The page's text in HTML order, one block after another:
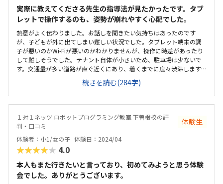
実際に教えてくださる先生の指導法が見たかったです。タブ
レットで操作するのも、姿勢が崩れやすく心配でした。
熱意がよく伝わりました。お話しを聞きたい気持ちはあったのです
が、子どもが外に出てしまい難しい状況でした。タブレット端末の調
子が悪いのかWi-Fiが悪いのかわかりませんが、操作に時差があったり
して難しそうでした。テナント自体が小さいため、駐車場は少ないで
す。交通量が多い道路が直ぐ近くにあり、着くまでに度々渋滞します。
少し暑かったです。テナントが小さいせいか、机と机の間隔も狭く感
じました。体験の時は誰もいませんでしたが、人が多いと集中し辛い
と思います。カリキュラムに対する金額としては妥当です。しかし環境
面を考えるともう少し安くないと、検討の余地はないかもしれませ
ん。
続きを読む(284字)
１対１ネッツ ロボットプログラミング教室 下曽根校の評
判・口コミ
体験生
体験者：小1/女の子 体験日：2024/04
★★★★★ 4.0
本人もまた行きたいと言っており、初めてみようと思う体験
会でした。ありがとうございます。